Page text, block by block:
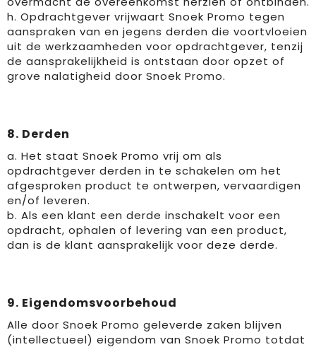
h. Opdrachtgever vrijwaart Snoek Promo tegen
aanspraken van en jegens derden die voortvloeien
uit de werkzaamheden voor opdrachtgever, tenzij
de aansprakelijkheid is ontstaan door opzet of
grove nalatigheid door Snoek Promo.
8. Derden
a. Het staat Snoek Promo vrij om als
opdrachtgever derden in te schakelen om het
afgesproken product te ontwerpen, vervaardigen
en/of leveren.
b. Als een klant een derde inschakelt voor een
opdracht, ophalen of levering van een product,
dan is de klant aansprakelijk voor deze derde.
9. Eigendomsvoorbehoud
Alle door Snoek Promo geleverde zaken blijven
(intellectueel) eigendom van Snoek Promo totdat